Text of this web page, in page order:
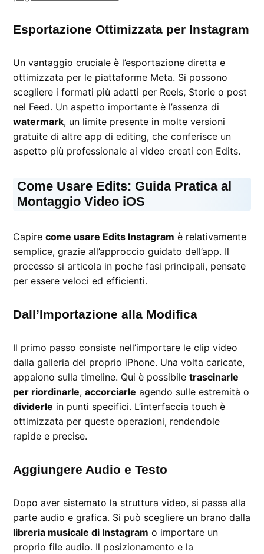
Esportazione Ottimizzata per Instagram
Un vantaggio cruciale è l’esportazione diretta e
ottimizzata per le piattaforme Meta. Si possono
scegliere i formati più adatti per Reels, Storie o post
nel Feed. Un aspetto importante è l’assenza di
watermark, un limite presente in molte versioni
gratuite di altre app di editing, che conferisce un
aspetto più professionale ai video creati con Edits.
Come Usare Edits: Guida Pratica al
Montaggio Video iOS
Capirecome usare Edits Instagram è relativamente
semplice, grazie all’approccio guidato dell’app. Il
processo si articola in poche fasi principali, pensate
per essere veloci ed efficienti.
Dall’Importazione alla Modifica
Il primo passo consiste nell’importare le clip video
dalla galleria del proprio iPhone. Una volta caricate,
appaiono sulla timeline. Qui è possibiletrascinarle
per riordinarle,accorciarle agendo sulle estremità o
dividerle in punti specifici. L’interfaccia touch è
ottimizzata per queste operazioni, rendendole
rapide e precise.
Aggiungere Audio e Testo
Dopo aver sistemato la struttura video, si passa alla
parte audio e grafica. Si può scegliere un brano dalla
libreria musicale di Instagram o importare un
proprio file audio. Il posizionamento e la